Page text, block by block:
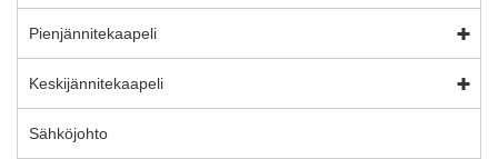
Pienjännitekaapeli
Keskijännitekaapeli
Sähköjohto